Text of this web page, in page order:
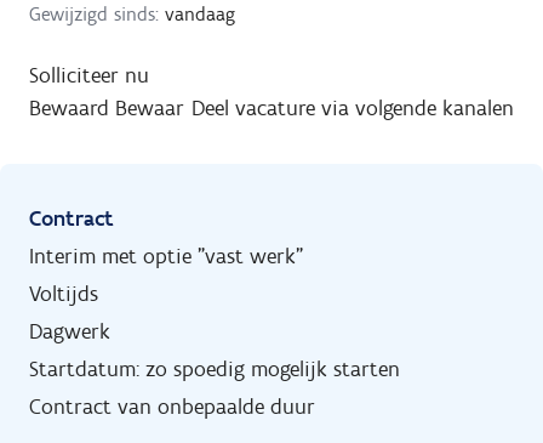
Gewijzigd sinds: vandaag
Solliciteer nu
Bewaard Bewaar Deel vacature via volgende kanalen
Contract
Interim met optie "vast werk"
Voltijds
Dagwerk
Startdatum: zo spoedig mogelijk starten
Contract van onbepaalde duur